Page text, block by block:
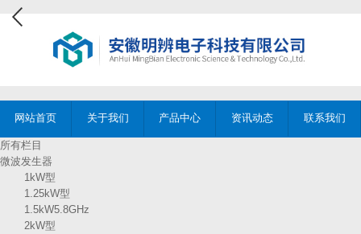
网站首页 关于我们 产品中心 资讯动态 联系我们
所有栏目
微波发生器
1kW型
1.25kW型
1.5kW5.8GHz
2kW型